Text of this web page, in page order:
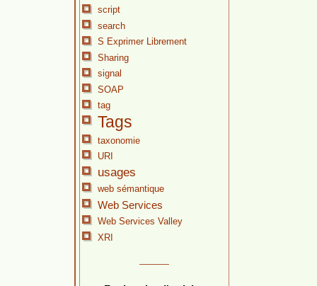
script
search
S Exprimer Librement
Sharing
signal
SOAP
tag
Tags
taxonomie
URI
usages
web sémantique
Web Services
Web Services Valley
XRI